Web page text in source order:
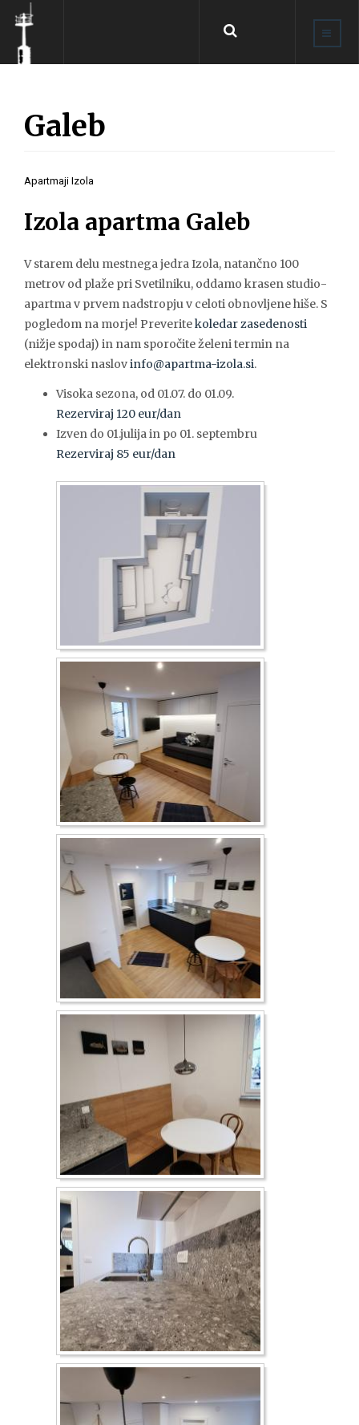
Galeb
Apartmaji Izola
Izola apartma Galeb
V starem delu mestnega jedra Izola, natančno 100
metrov od plaže pri Svetilniku, oddamo krasen studio-
apartma v prvem nadstropju v celoti obnovljene hiše. S
pogledom na morje! Preveritekoledar zasedenosti
(nižje spodaj) in nam sporočite želeni termin na
elektronski naslovinfo@apartma-izola.si.
Visoka sezona, od 01.07. do 01.09.
Rezerviraj 120 eur/dan
Izven do 01.julija in po 01. septembru
Rezerviraj 85 eur/dan